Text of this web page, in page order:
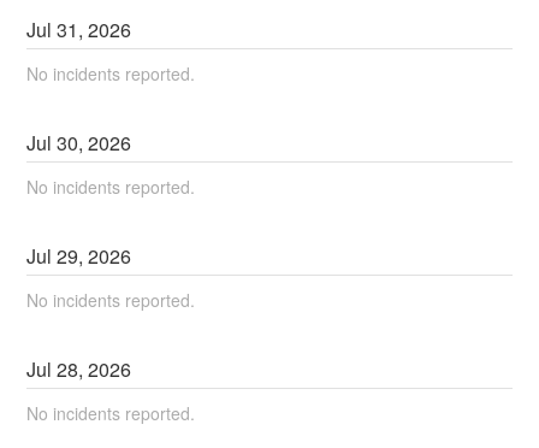
Jul31,2026
No incidents reported.
Jul30,2026
No incidents reported.
Jul29,2026
No incidents reported.
Jul28,2026
No incidents reported.